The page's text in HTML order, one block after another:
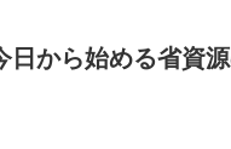
日から始める省資